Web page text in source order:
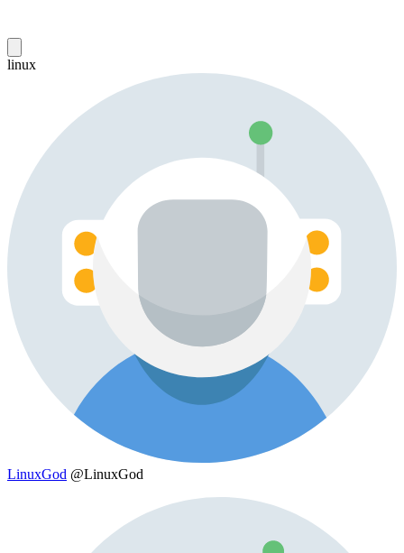
linux
LinuxGod @LinuxGod